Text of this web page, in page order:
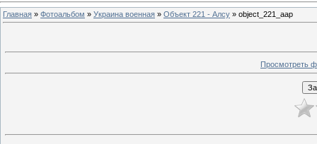
Главная » Фотоальбом » Украина военная » Объект 221 - Алсу » object_221_aap
Просмотреть